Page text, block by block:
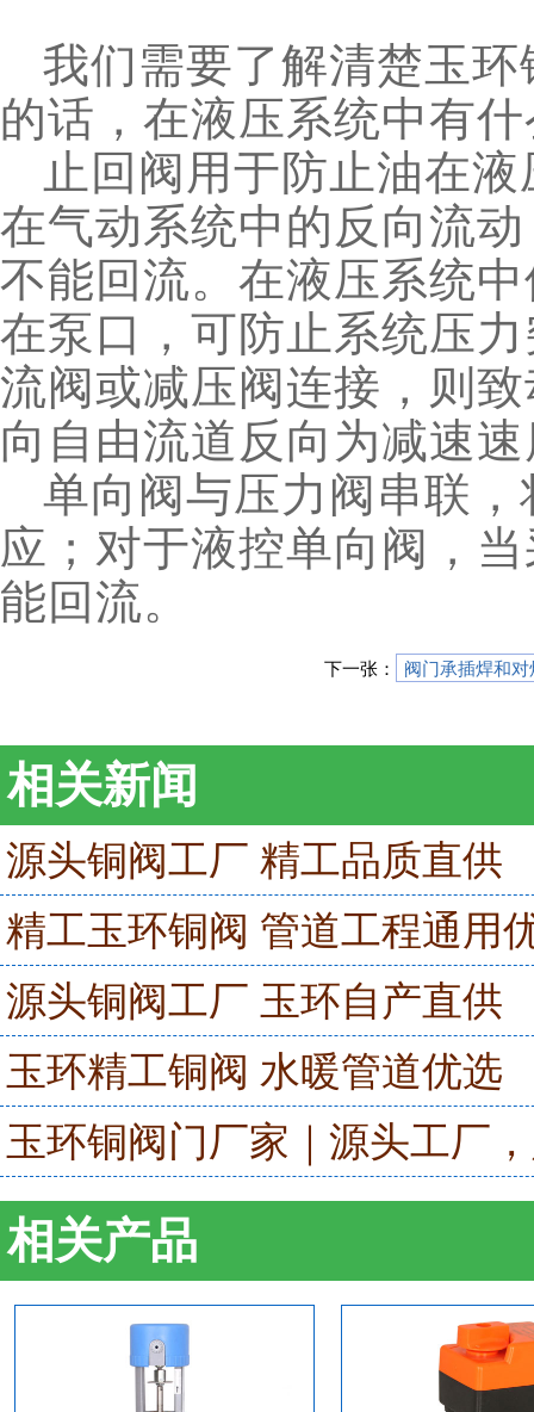
我们需要了解清楚玉
的话，在液压系统中有
止回阀用于防止油在
在气动系统中的反向流
不能回流。在液压系统
在泵口，可防止系统压
流阀或减压阀连接，则
向自由流道反向为减速
单向阀与压力阀串联
应；对于液控单向阀，
能回流。
下一张： 阀门承插焊和
相关新闻
源头铜阀工厂 精工品质直供
精工玉环铜阀 管道工程通用
源头铜阀工厂 玉环自产直供
玉环精工铜阀 水暖管道优选
玉环铜阀门厂家｜源头工厂
相关产品